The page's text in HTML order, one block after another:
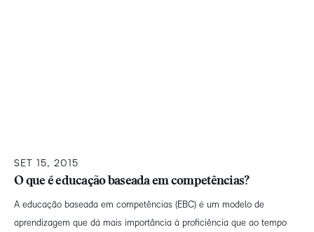
SET 15, 2015
O que é educação baseada em competências?
A educação baseada em competências (EBC) é um modelo de
aprendizagem que dá mais importância à proficiência que ao tempo